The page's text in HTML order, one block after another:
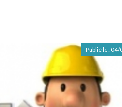
Publié le : 04/